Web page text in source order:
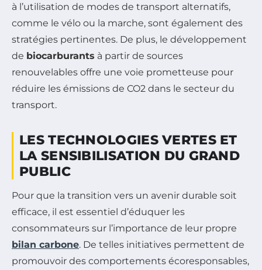
à l’utilisation de modes de transport alternatifs,
comme le vélo ou la marche, sont également des
stratégies pertinentes. De plus, le développement
de biocarburants à partir de sources
renouvelables offre une voie prometteuse pour
réduire les émissions de CO2 dans le secteur du
transport.
LES TECHNOLOGIES VERTES ET
LA SENSIBILISATION DU GRAND
PUBLIC
Pour que la transition vers un avenir durable soit
efficace, il est essentiel d’éduquer les
consommateurs sur l’importance de leur propre
bilan carbone. De telles initiatives permettent de
promouvoir des comportements écoresponsables,